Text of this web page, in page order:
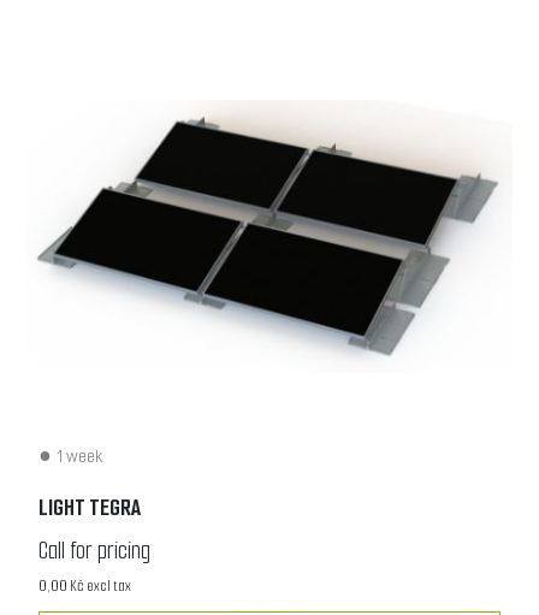
1 week
LIGHT TEGRA
Call for pricing
0,00 Kč excl tax